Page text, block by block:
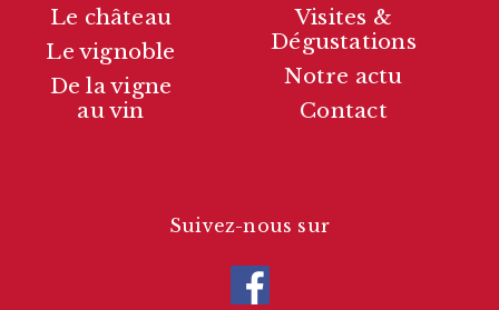
Le château
Le vignoble
De la vigne
au vin
Visites &
Dégustations
Notre actu
Contact
Suivez-nous sur